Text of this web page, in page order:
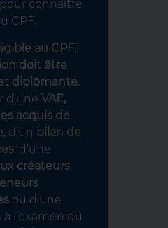
connaître
CPF.
au CPF,
doit être
diplômante.
d’uneVAE,
acquis de
, d’un bilan de
, d’une
créateurs
ou d’une
l’examen du